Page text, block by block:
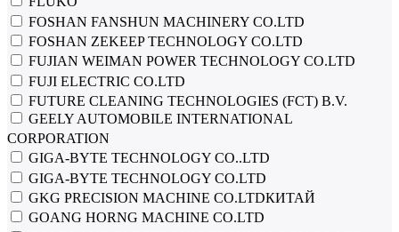
FOSHAN FANSHUN MACHINERY CO.LTD
FOSHAN ZEKEEP TECHNOLOGY CO.LTD
FUJIAN WEIMAN POWER TECHNOLOGY CO.LTD
FUJI ELECTRIC CO.LTD
FUTURE CLEANING TECHNOLOGIES (FCT) B.V.
GEELY AUTOMOBILE INTERNATIONAL
CORPORATION
GIGA-BYTE TECHNOLOGY CO..LTD
GIGA-BYTE TECHNOLOGY CO.LTD
GKG PRECISION MACHINE CO.LTDКИТАЙ
GOANG HORNG MACHINE CO.LTD